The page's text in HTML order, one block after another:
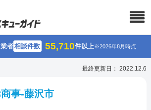
業者相談件数 55,710件以上※2026年8月時点
最終更新日： 2022.12.6
事-藤沢市